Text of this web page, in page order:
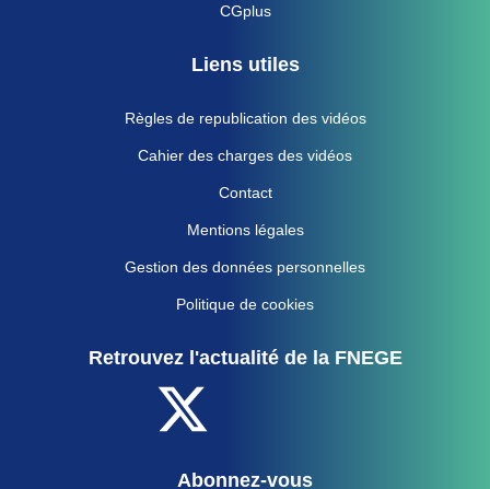
CGplus
Liens utiles
Règles de republication des vidéos
Cahier des charges des vidéos
Contact
Mentions légales
Gestion des données personnelles
Politique de cookies
Retrouvez l'actualité de la FNEGE
Abonnez-vous